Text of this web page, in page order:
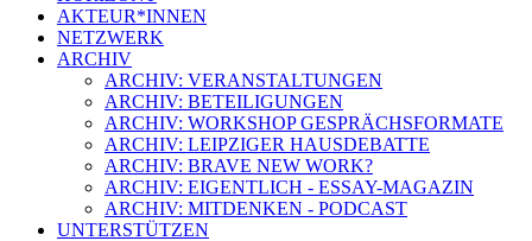
AKTEUR*INNEN
NETZWERK
ARCHIV
ARCHIV: VERANSTALTUNGEN
ARCHIV: BETEILIGUNGEN
ARCHIV: WORKSHOP GESPRÄCHSFORMATE
ARCHIV: LEIPZIGER HAUSDEBATTE
ARCHIV: BRAVE NEW WORK?
ARCHIV: EIGENTLICH - ESSAY-MAGAZIN
ARCHIV: MITDENKEN - PODCAST
UNTERSTÜTZEN